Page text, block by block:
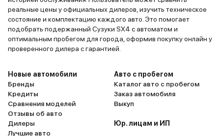
реальные цены у официальных дилеров, изучить техническое
состояние и комплектацию каждого авто. Это помогает
подобрать подержанный Сузуки SX4 с автоматом и
оптимальным пробегом для города, оформив покупку онлайн у
проверенного дилера с гарантией.
Новые автомобили
Бренды
Кредиты
Сравнения моделей
Отзывы об авто
Дилеры
Лучшие авто
Авто с пробегом
Каталог авто с пробегом
Заказ автомобиля
Выкуп
Юр. лицам и ИП